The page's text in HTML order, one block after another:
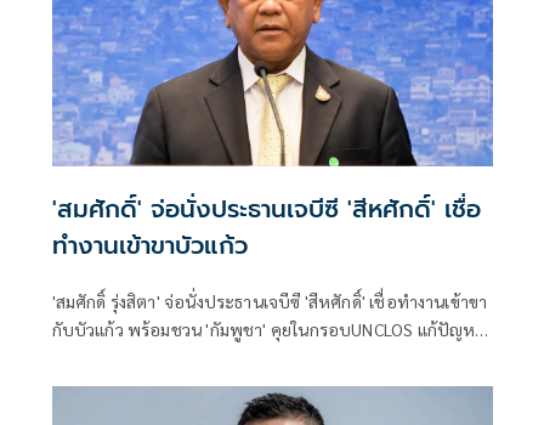
'สมศักดิ์' จ่อนั่งประธานเจบีซี 'สีหศักดิ์' เชื่อ
ทำงานเข้าขาบัวแก้ว
'สมศักดิ์ รุ่งสิตา' จ่อนั่งประธานเจบีซี 'สีหศักดิ์' เชื่อทำงานเข้าขา
กับบัวแก้ว พร้อมชวน 'กัมพูชา' คุยในกรอบUNCLOS แก้ปัญหา
ไร้ผลผูกพันกม.